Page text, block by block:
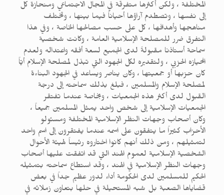
المختلفة ، ولكن أكثرها متفرقة في المجال الاجتماعي ومنحازة كل
إلى نفسها ، وتصطدم آراؤها أحياناً فيما بينها ، وتختلف
مناهجها وأهدافها ، كل على حسب مصالحها الخاصة ، وفي هذا
التفرق ضرر للمصلحة الإسلامية العامة ، وكانت شخصية
سماحة أستاذنا مقبولةً لدى الجميع لسعة أفقه واعتداله ولعدم
انحيازه الحزبي ، ولتقديره لكل الجهود التي تبذل لمصلحة الإسلام أيّاً
كان حزبها أو جمعيتها ، وكان يناصر ويساعد في الجهود البناءة
لمصلحة الإسلام والمسلمين ، فبلغ بذلك سماحته إلى درجة
القبول لدى أكثر هذه الجمعيات ، وبخاصة عندما تفتقر
الجمعيات الإسلامية إلى شخص واحد يمثل المسلمين جميعاً ،
وكان أصحاب وجهات النظر الإسلامية المختلفة ومسئولو
الأحزاب كثيراً ما يتفقون على اسمه عندما يفتقرون إلى اسم واحد
لتمثيلهم ، ومن ذلك أنهم كانوا اختاروه رئيساً لهيئة الأحوال
الشخصية الإسلامية لعموم الهند التي قد اتفقت عليها أصحاب
وجهات النظر الإسلامية في الهند ، وقد استطاع سماحته بتمثيله
الحكيم للمسلمين لدى الحكومة أداء لدور عظيم جداً في بعض
قضاياها الصعبة بل شبه المستحيلة في حلها بتعاون زملائه في